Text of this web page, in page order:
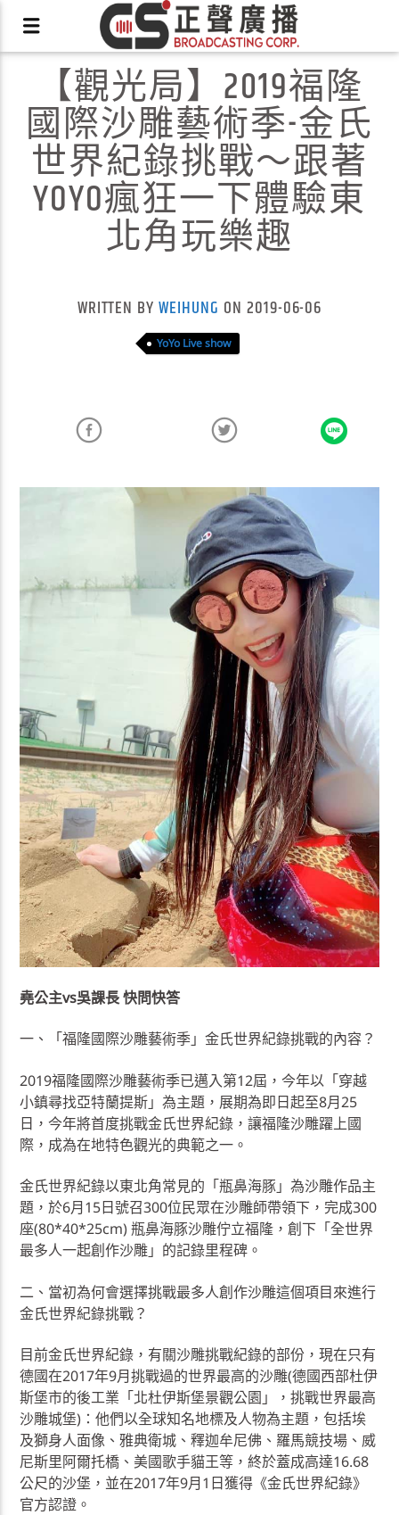
X
【觀光局】2019福隆
國際沙雕藝術季-金氏
世界紀錄挑戰～跟著
YOYO瘋狂一下體驗東
北角玩樂趣
WRITTEN BYWEIHUNG ON 2019-06-06
YoYo Live show
堯公主vs吳課長 快問快答
一、「福隆國際沙雕藝術季」金氏世界紀錄挑戰的內容？
2019福隆國際沙雕藝術季已邁入第12屆，今年以「穿越
小鎮尋找亞特蘭提斯」為主題，展期為即日起至8月25
日，今年將首度挑戰金氏世界紀錄，讓福隆沙雕躍上國
際，成為在地特色觀光的典範之一。
金氏世界紀錄以東北角常見的「瓶鼻海豚」為沙雕作品主
題，於6月15日號召300位民眾在沙雕師帶領下，完成300
座(80*40*25cm) 瓶鼻海豚沙雕佇立福隆，創下「全世界
最多人一起創作沙雕」的記錄里程碑。
二、當初為何會選擇挑戰最多人創作沙雕這個項目來進行
金氏世界紀錄挑戰？
目前金氏世界紀錄，有關沙雕挑戰紀錄的部份，現在只有
德國在2017年9月挑戰過的世界最高的沙雕(德國西部杜伊
斯堡市的後工業「北杜伊斯堡景觀公園」，挑戰世界最高
沙雕城堡)：他們以全球知名地標及人物為主題，包括埃
及獅身人面像、雅典衛城、釋迦牟尼佛、羅馬競技場、威
尼斯里阿爾托橋、美國歌手貓王等，終於蓋成高達16.68
公尺的沙堡，並在2017年9月1日獲得《金氏世界紀錄》
官方認證。